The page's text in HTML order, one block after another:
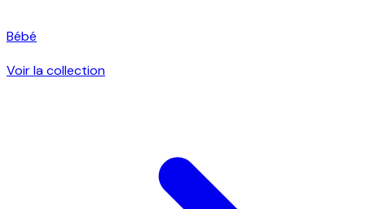
Bébé
Voir la collection